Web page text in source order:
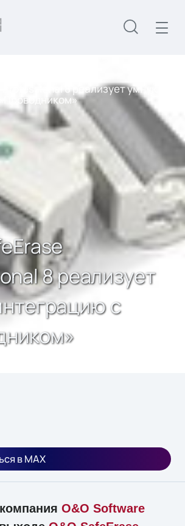
Professional 8 реализует умную
8 реализует
с
в MAX
O&O Software